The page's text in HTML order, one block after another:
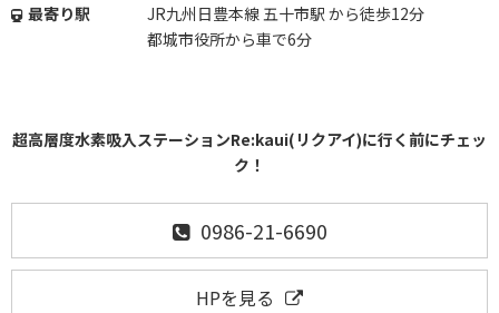
最寄り駅
JR九州日豊本線 五十市駅 から徒歩12分
都城市役所から車で6分
超高層度水素吸入ステーションRe:kaui(リクアイ)に行く前にチェッ
ク！
0986-21-6690
HPを見る